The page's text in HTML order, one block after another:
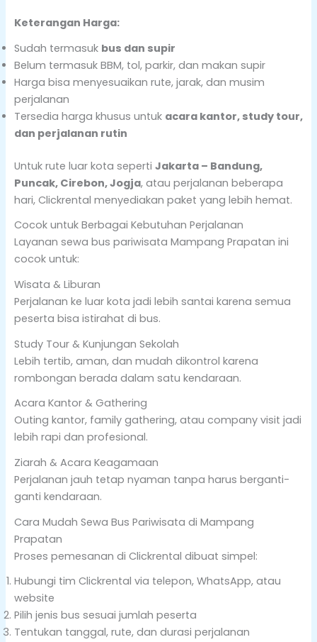
Keterangan Harga:
Sudah termasuk bus dan supir
Belum termasuk BBM, tol, parkir, dan makan supir
Harga bisa menyesuaikan rute, jarak, dan musim
perjalanan
Tersedia harga khusus untuk acara kantor, study tour,
dan perjalanan rutin
Untuk rute luar kota seperti Jakarta – Bandung,
Puncak, Cirebon, Jogja, atau perjalanan beberapa
hari, Clickrental menyediakan paket yang lebih hemat.
Cocok untuk Berbagai Kebutuhan Perjalanan
Layanan sewa bus pariwisata Mampang Prapatan ini
cocok untuk:
Wisata & Liburan
Perjalanan ke luar kota jadi lebih santai karena semua
peserta bisa istirahat di bus.
Study Tour & Kunjungan Sekolah
Lebih tertib, aman, dan mudah dikontrol karena
rombongan berada dalam satu kendaraan.
Acara Kantor & Gathering
Outing kantor, family gathering, atau company visit jadi
lebih rapi dan profesional.
Ziarah & Acara Keagamaan
Perjalanan jauh tetap nyaman tanpa harus berganti-
ganti kendaraan.
Cara Mudah Sewa Bus Pariwisata di Mampang
Prapatan
Proses pemesanan di Clickrental dibuat simpel:
Hubungi tim Clickrental via telepon, WhatsApp, atau
website
Pilih jenis bus sesuai jumlah peserta
Tentukan tanggal, rute, dan durasi perjalanan